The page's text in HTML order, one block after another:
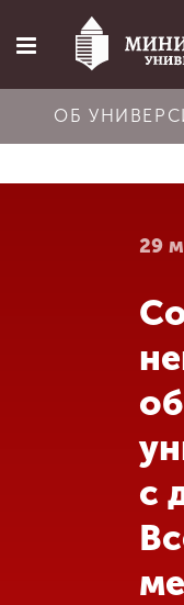
Главная
Об
Абитуриенту
Обучение
Международная
деятельность
ОБ
29
с